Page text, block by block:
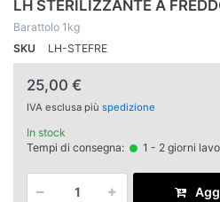
LH STERILIZZANTE A
Barattolo 1kg
SKU
LH-STEFRE
25,00 €
IVA esclusa più spedizione
In stock
Tempi di consegna:
1 - 2 giorni